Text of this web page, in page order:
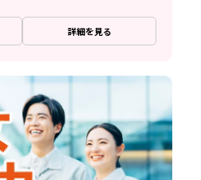
詳細を見る